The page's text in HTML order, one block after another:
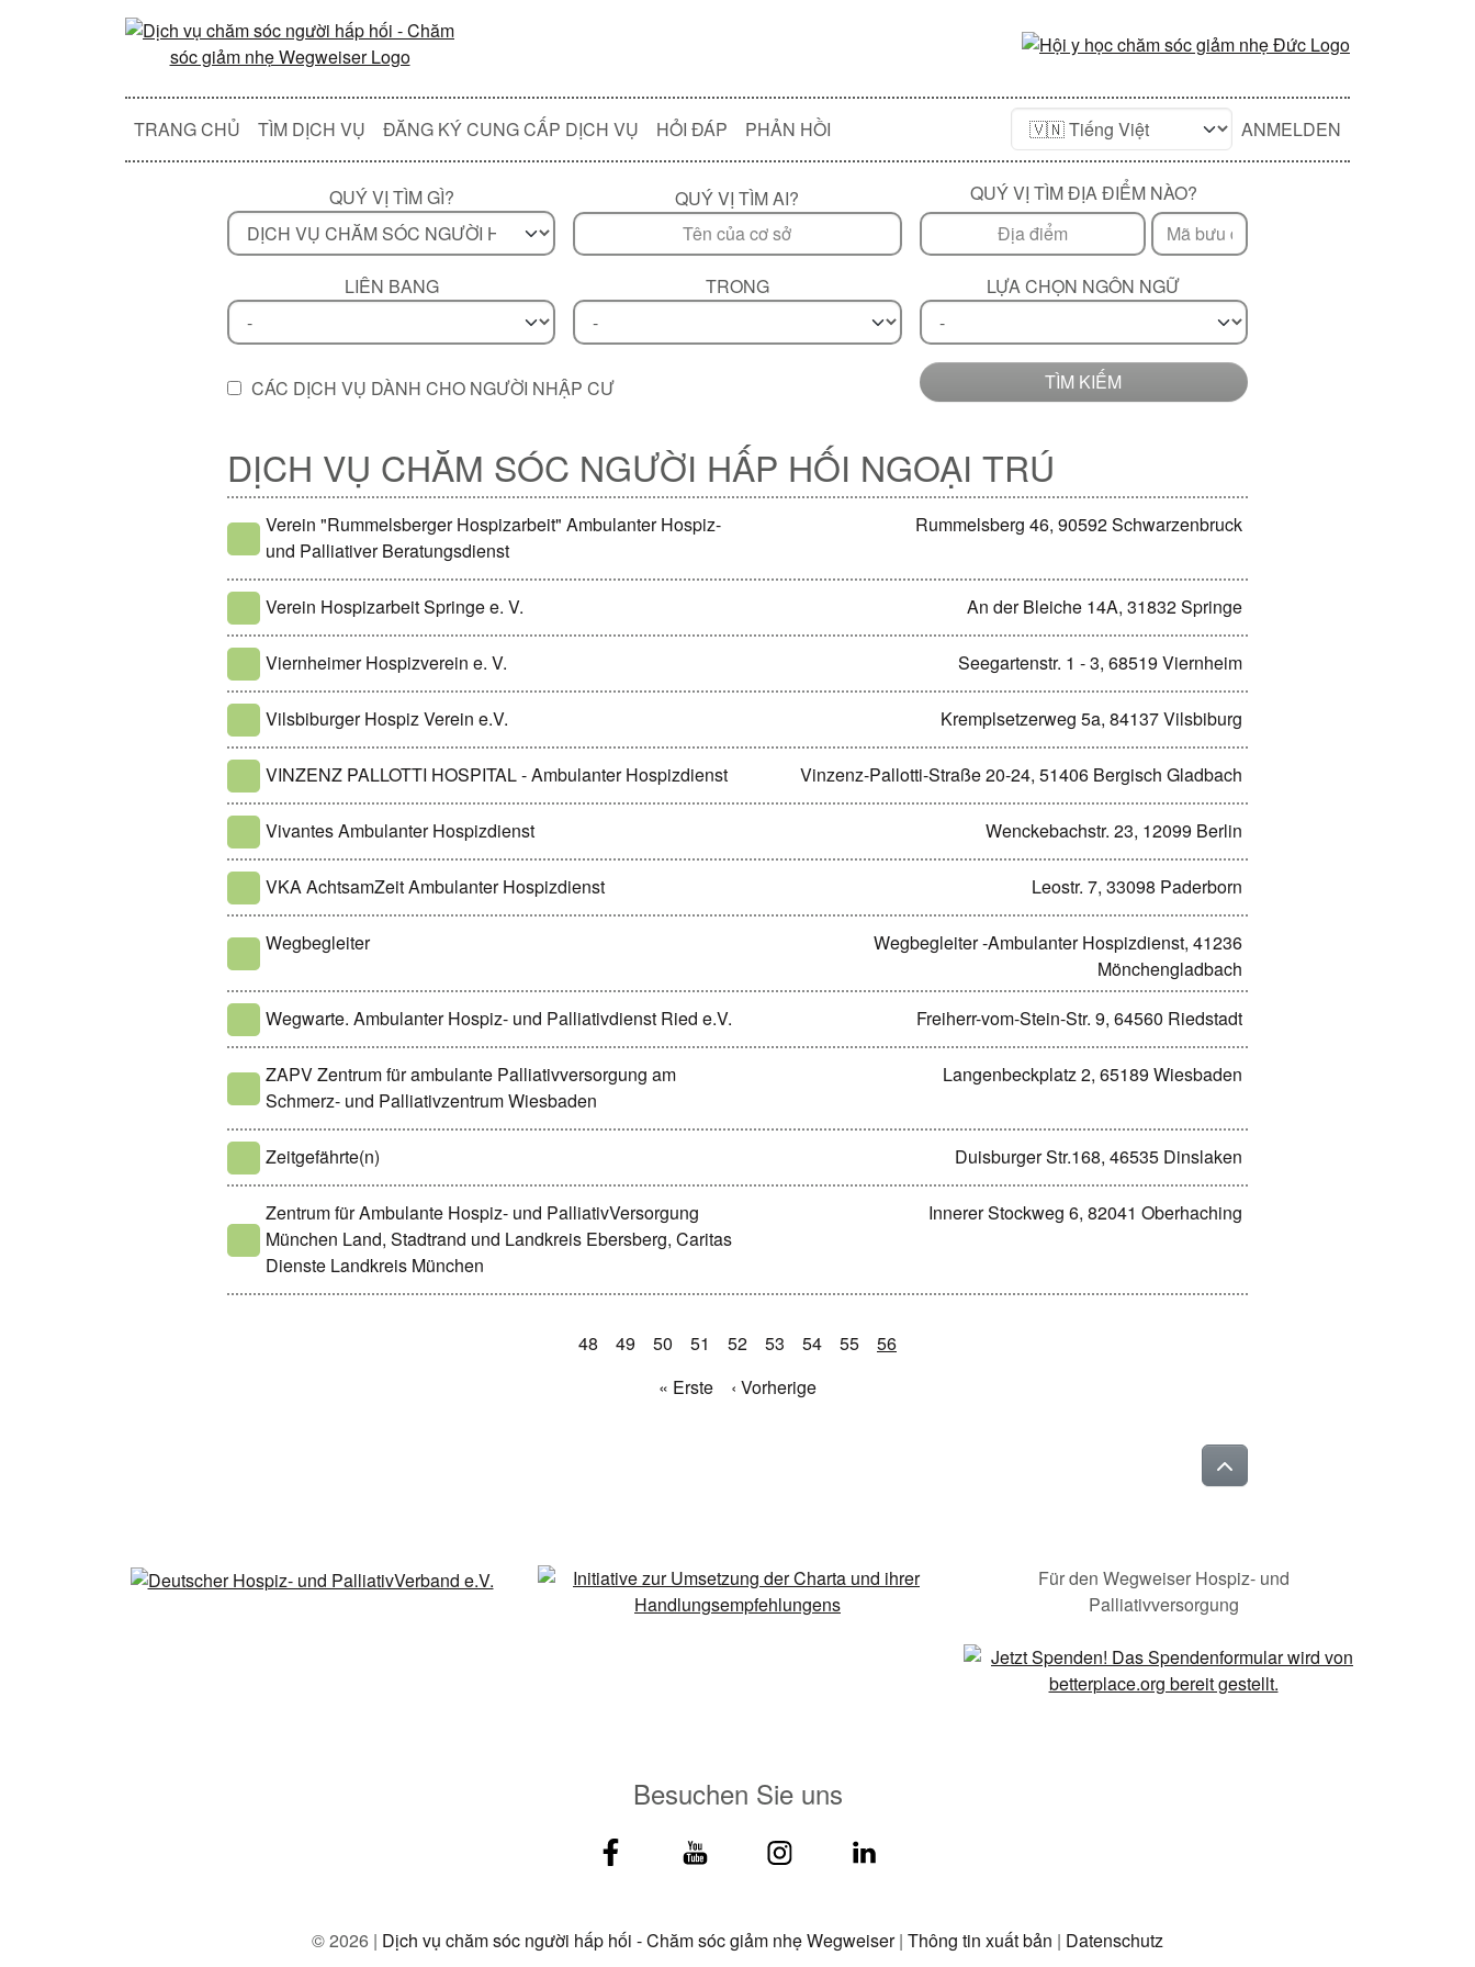
TRANG CHỦ TÌM DỊCH VỤ ĐĂNG KÝ CUNG CẤP DỊCH VỤ HỎI ĐÁP PHẢN HỒI ANMELDEN
QUÝ VỊ TÌM GÌ? QUÝ VỊ TÌM AI? QUÝ VỊ TÌM ĐỊA ĐIỂM NÀO?
LIÊN BANG TRONG LỰA CHỌN NGÔN NGỮ
CÁC DỊCH VỤ DÀNH CHO NGƯỜI NHẬP CƯ TÌM KIẾM
DỊCH VỤ CHĂM SÓC NGƯỜI HẤP HỐI NGOẠI TRÚ
Verein "Rummelsberger Hospizarbeit" Ambulanter Hospiz-
und Palliativer Beratungsdienst
Rummelsberg 46, 90592 Schwarzenbruck
Verein Hospizarbeit Springe e. V. An der Bleiche 14A, 31832 Springe
Viernheimer Hospizverein e. V. Seegartenstr. 1 - 3, 68519 Viernheim
Vilsbiburger Hospiz Verein e.V. Kremplsetzerweg 5a, 84137 Vilsbiburg
VINZENZ PALLOTTI HOSPITAL - Ambulanter Hospizdienst Vinzenz-Pallotti-Straße 20-24, 51406 Bergisch Gladbach
Vivantes Ambulanter Hospizdienst Wenckebachstr. 23, 12099 Berlin
VKA AchtsamZeit Ambulanter Hospizdienst Leostr. 7, 33098 Paderborn
Wegbegleiter
Wegbegleiter -Ambulanter Hospizdienst, 41236
Mönchengladbach
Wegwarte. Ambulanter Hospiz- und Palliativdienst Ried e.V.
Freiherr-vom-Stein-Str. 9, 64560 Riedstadt
ZAPV Zentrum für ambulante Palliativversorgung am
Schmerz- und Palliativzentrum Wiesbaden
Langenbeckplatz 2, 65189 Wiesbaden
Zeitgefährte(n) Duisburger Str.168, 46535 Dinslaken
Zentrum für Ambulante Hospiz- und PalliativVersorgung
München Land, Stadtrand und Landkreis Ebersberg, Caritas
Dienste Landkreis München
Innerer Stockweg 6, 82041 Oberhaching
48 49 50 51 52 53 54 55
56
« Erste
‹ Vorherige
Für den Wegweiser Hospiz- und
Palliativversorgung
Besuchen Sie uns
© 2026 | Dịch vụ chăm sóc người hấp hối - Chăm sóc giảm nhẹ Wegweiser| Thông tin xuất bản | Datenschutz